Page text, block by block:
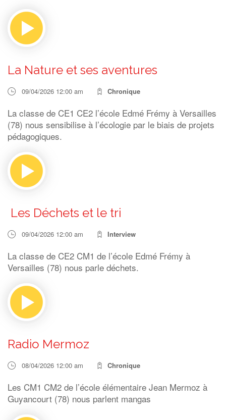
La Nature et ses aventures
09/04/2026 12:00 am Chronique
La classe de CE1 CE2 l’école Edmé Frémy à Versailles
(78) nous sensibilise à l’écologie par le biais de projets
pédagogiques.
Les Déchets et le tri
09/04/2026 12:00 am Interview
La classe de CE2 CM1 de l’école Edmé Frémy à
Versailles (78) nous parle déchets.
Radio Mermoz
08/04/2026 12:00 am Chronique
Les CM1 CM2 de l’école élémentaire Jean Mermoz à
Guyancourt (78) nous parlent mangas